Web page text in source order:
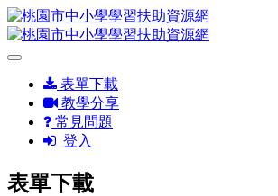
表單下載
教學分享
常見問題
登入
表單下載